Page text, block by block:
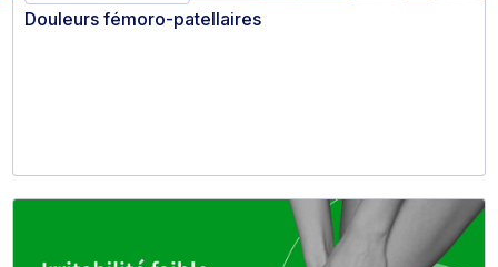
Douleurs fémoro-patellaires